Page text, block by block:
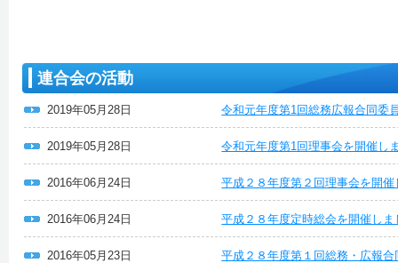
連合会の活動
2019年05月28日 令和元年度第1回総務広報合同委
2019年05月28日 令和元年度第1回理事会を開催し
2016年06月24日 平成２８年度第２回理事会を開催
2016年06月24日 平成２８年度定時総会を開催しま
2016年05月23日 平成２８年度第１回総務・広報